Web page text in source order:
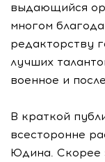
выдающийся
многом
редакторству
лучших
военное и
В краткой
всесторонне
Юдина. Скорее